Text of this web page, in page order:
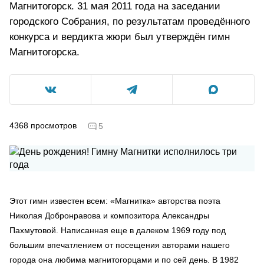
Магнитогорск. 31 мая 2011 года на заседании
городского Собрания, по результатам проведённого
конкурса и вердикта жюри был утверждён гимн
Магнитогорска.
4368 просмотров 5
Этот гимн известен всем: «Магнитка» авторства поэта
Николая Добронравова и композитора Александры
Пахмутовой. Написанная еще в далеком 1969 году под
большим впечатлением от посещения авторами нашего
города она любима магнитогорцами и по сей день. В 1982